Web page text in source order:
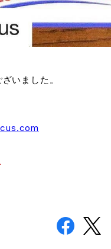
いました。